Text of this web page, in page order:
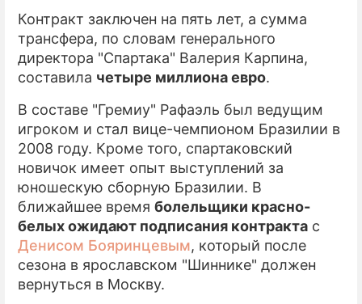
Контракт заключен на пять лет, а сумма
трансфера, по словам генерального
директора "Спартака" Валерия Карпина,
составила четыре миллиона евро.
В составе "Гремиу" Рафаэль был ведущим
игроком и стал вице-чемпионом Бразилии в
2008 году. Кроме того, спартаковский
новичок имеет опыт выступлений за
юношескую сборную Бразилии. В
ближайшее время болельщики красно-
белых ожидают подписания контракта с
Денисом Бояринцевым, который после
сезона в ярославском "Шиннике" должен
вернуться в Москву.